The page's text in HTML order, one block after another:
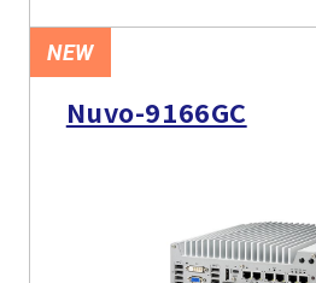
NEW
Nuvo-9166GC